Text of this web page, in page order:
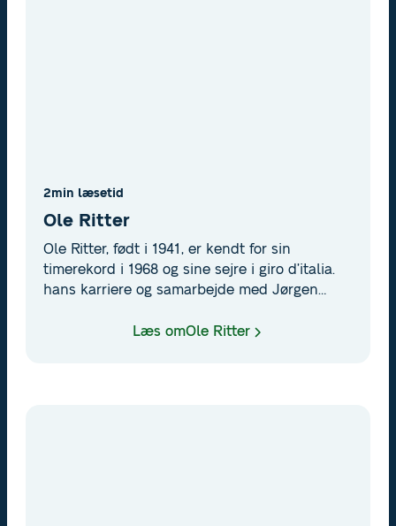
2min læsetid
Ole Ritter
Ole Ritter, født i 1941, er kendt for sin
timerekord i 1968 og sine sejre i giro d’italia.
hans karriere og samarbejde med Jørgen
Læs omOle Ritter